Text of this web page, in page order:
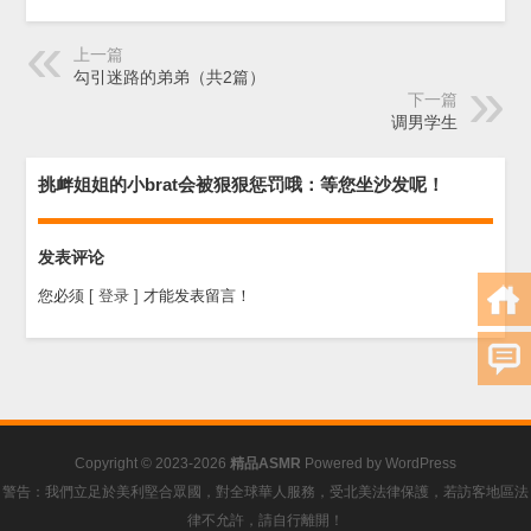
上一篇
勾引迷路的弟弟（共2篇）
下一篇
调男学生
挑衅姐姐的小brat会被狠狠惩罚哦：等您坐沙发呢！
发表评论
您必须 [ 登录 ] 才能发表留言！
Copyright © 2023-2026 精品ASMR Powered by WordPress
警告：我們立足於美利堅合眾國，對全球華人服務，受北美法律保護，若訪客地區法
律不允許，請自行離開！